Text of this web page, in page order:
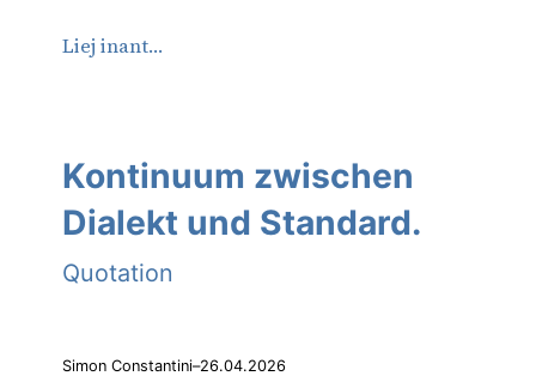
Liej inant…
Kontinuum zwischen
Dialekt und Standard.
Quotation
Simon Constantini–26.04.2026